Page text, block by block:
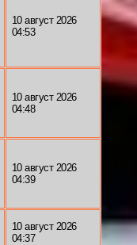
10 август 2026
04:53
10 август 2026
04:48
10 август 2026
04:39
10 август 2026
04:37